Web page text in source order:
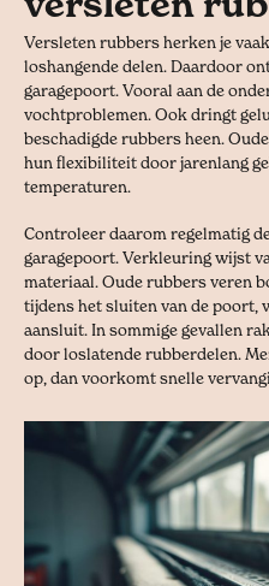
Versleten rubbers herken je
loshangende delen. Daardoor
garagepoort. Vooral aan de
vochtproblemen. Ook dringt
beschadigde rubbers heen.
hun flexibiliteit door jarenlang
temperaturen.
Controleer daarom regelmatig
garagepoort. Verkleuring wijst
materiaal. Oude rubbers veren
tijdens het sluiten van de poort,
aansluit. In sommige gevallen
door loslatende rubberdelen.
op, dan voorkomt snelle